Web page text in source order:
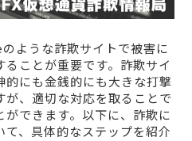
うな詐欺サイトで被害に
ことが重要です。詐欺サイ
的にも金銭的にも大きな打撃
、適切な対応を取ることで
できます。以下に、詐欺に
、具体的なステップを紹介